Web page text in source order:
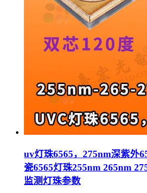
uv灯珠6565，275nm深紫外
瓷6565灯珠255nm 265nm
监测灯珠参数